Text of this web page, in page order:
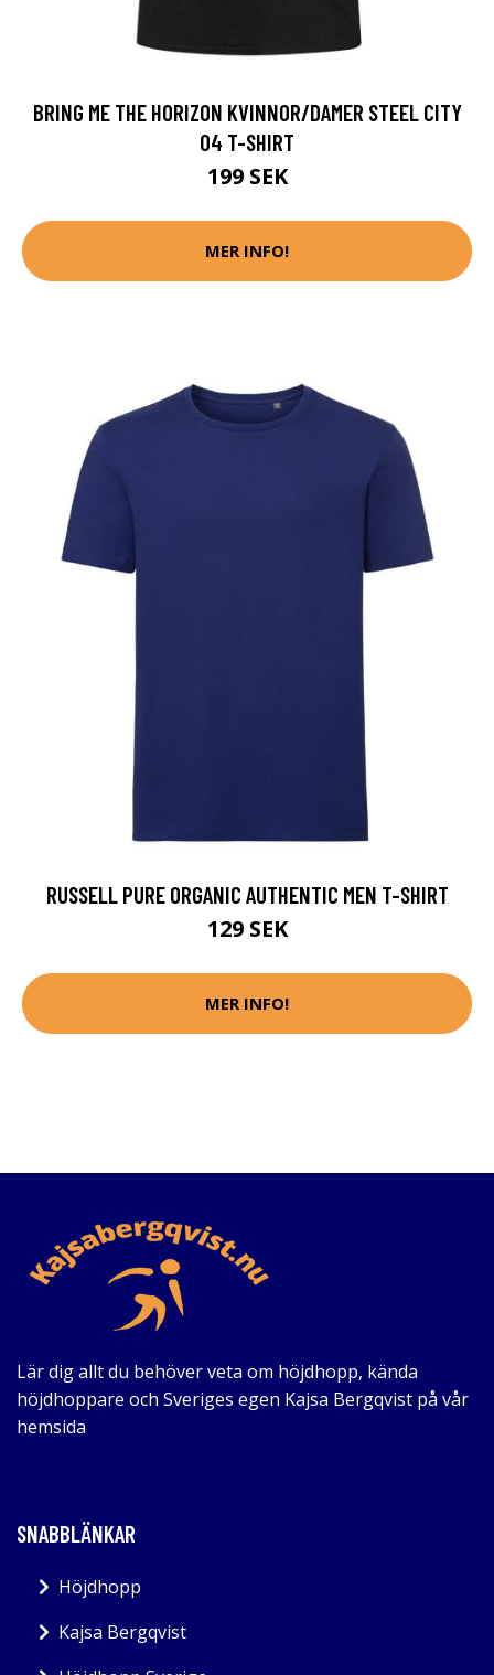
BRING ME THE HORIZON KVINNOR/DAMER STEEL CITY
04 T-SHIRT
199 SEK
MER INFO!
RUSSELL PURE ORGANIC AUTHENTIC MEN T-SHIRT
129 SEK
MER INFO!
Lär dig allt du behöver veta om höjdhopp, kända
höjdhoppare och Sveriges egen Kajsa Bergqvist på vår
hemsida
SNABBLÄNKAR
Höjdhopp
Kajsa Bergqvist